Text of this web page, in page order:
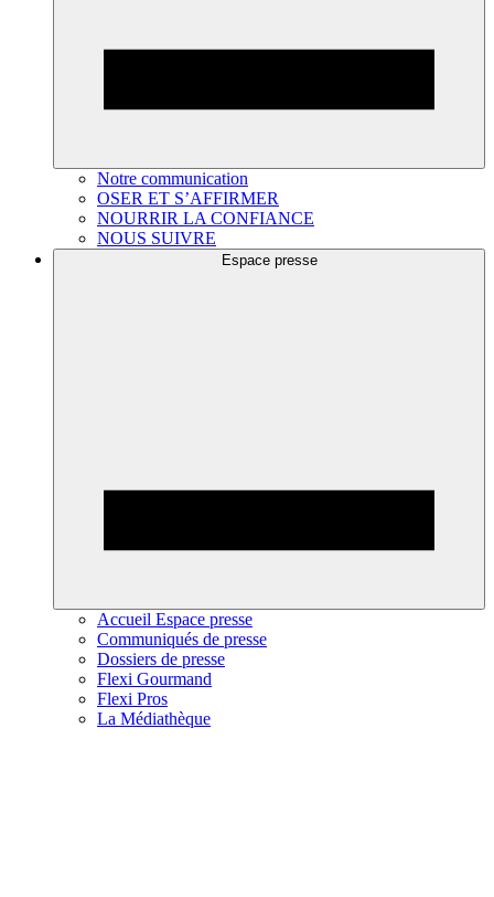
Notre communication
OSER ET S’AFFIRMER
NOURRIR LA CONFIANCE
NOUS SUIVRE
Espace presse
Accueil Espace presse
Communiqués de presse
Dossiers de presse
Flexi Gourmand
Flexi Pros
La Médiathèque